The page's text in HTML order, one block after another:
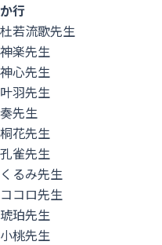
か行
杜若流歌先生
神楽先生
神心先生
叶羽先生
奏先生
桐花先生
孔雀先生
くるみ先生
ココロ先生
琥珀先生
小桃先生